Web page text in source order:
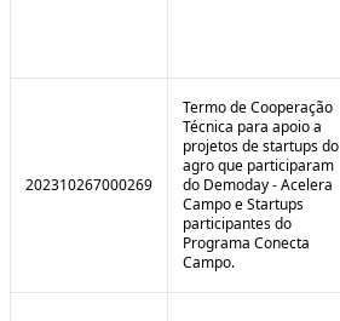
202310267000269
Termo de Cooperação
Técnica para apoio a
projetos de startups do
agro que participaram
do Demoday - Acelera
Campo e Startups
participantes do
Programa Conecta
Campo.